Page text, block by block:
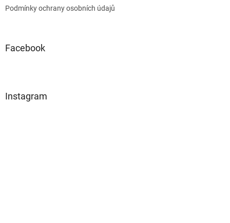
Podmínky ochrany osobních údajů
Facebook
Instagram